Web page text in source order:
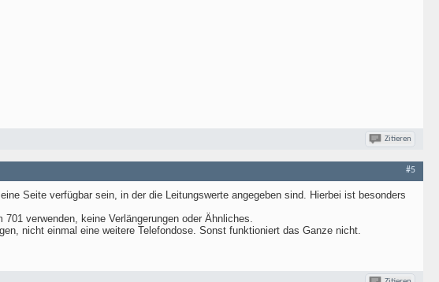
Zitieren
#5
Seite verfügbar sein, in der die Leitungswerte angegeben sind. Hierbei ist besonders
verwenden, keine Verlängerungen oder Ähnliches.
nicht einmal eine weitere Telefondose. Sonst funktioniert das Ganze nicht.